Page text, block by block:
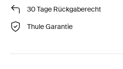
30 Tage Rückgaberecht
Thule Garantie